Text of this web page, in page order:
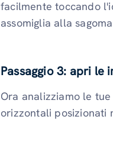
facilmente toccando
assomiglia alla
Passaggio 3: apri le
Ora analizziamo le
orizzontali posizionati